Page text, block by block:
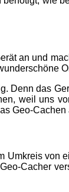
an und
das
weil uns
Geo-
Cacher